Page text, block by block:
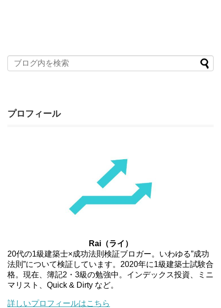
プロフィール
Rai（ライ）
20代の1級建築士×成功法則検証ブロガー。いわゆる”成功
法則”について検証しています。2020年に1級建築士試験合
格。現在、簿記2・3級の勉強中。インデックス投資、ミニ
マリスト、Quick & Dirty など。
詳しいプロフィールはこちら